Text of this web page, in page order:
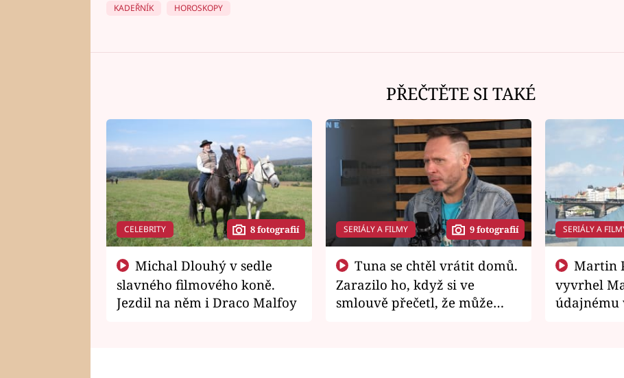
KADEŘNÍK
HOROSKOPY
PŘEČTĚTE SI TAKÉ
CELEBRITY 8 fotografií
slavného filmového koně.
Jezdil na něm i Draco Malfoy
SERIÁLY A FILMY 9 fotografií
Zarazilo ho, když si ve
smlouvě přečetl, že může
SERIÁLY A
vyvrhel
údajnému